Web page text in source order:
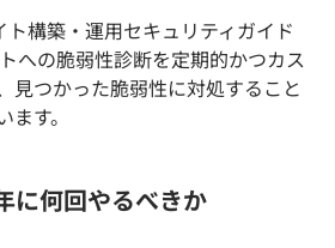
ト構築・運用セキュリティガイド
への脆弱性診断を定期的かつカス
見つかった脆弱性に対処すること
す。
に何回やるべきか